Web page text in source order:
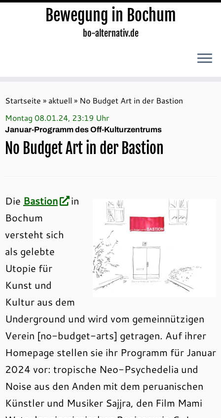
Inhalt
springen
Bewegung in Bochum
bo-alternativ.de
Startseite » aktuell » No Budget Art in der Bastion
Montag 08.01.24, 23:19 Uhr
Januar-Programm des Off-Kulturzentrums
No Budget Art in der Bastion
Die Bastion
in
Bochum
versteht sich
als gelebte
Utopie für
Kunst und
Kultur aus dem
Underground und wird vom gemeinnützigen
Verein [no-budget-arts] getragen. Auf ihrer
Homepage stellen sie ihr Programm für Januar
2024 vor: tropische Neo-Psychedelia und
Noise aus den Anden mit dem peruanischen
Künstler und Musiker Sajjra, den Film Mami